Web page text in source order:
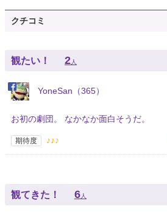
クチコミ
観たい！ 2人
YoneSan（365）
お初の劇団。 なかなか面白そうだ。
期待度 ♪♪♪
観てきた！ 6 人